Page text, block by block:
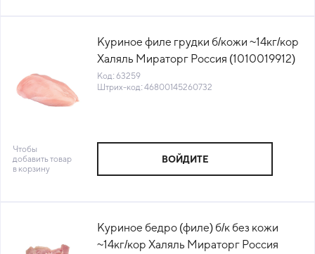
Куриное филе грудки б/кожи ~14кг/кор
Халяль Мираторг Россия (1010019912)
(КОР) (КОД 63259) (-18°С)
Код: 63259
Штрих-код: 46800145260732
Чтобы
добавить товар
в корзину
ВОЙДИТЕ
Куриное бедро (филе) б/к без кожи
~14кг/кор Халяль Мираторг Россия